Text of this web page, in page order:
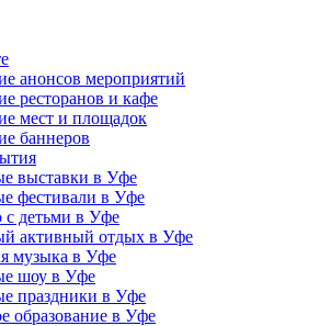
анонсов мероприятий
ресторанов и кафе
мест и площадок
баннеров
выставки в Уфе
фестивали в Уфе
с детьми в Уфе
активный отдых в Уфе
музыка в Уфе
шоу в Уфе
праздники в Уфе
образование в Уфе